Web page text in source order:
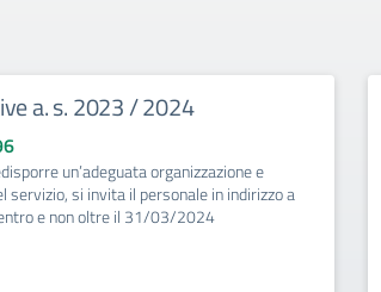
a. s. 2023 / 2024
un’adeguata organizzazione e
servizio, si invita il personale in indirizzo a
e non oltre il 31/03/2024